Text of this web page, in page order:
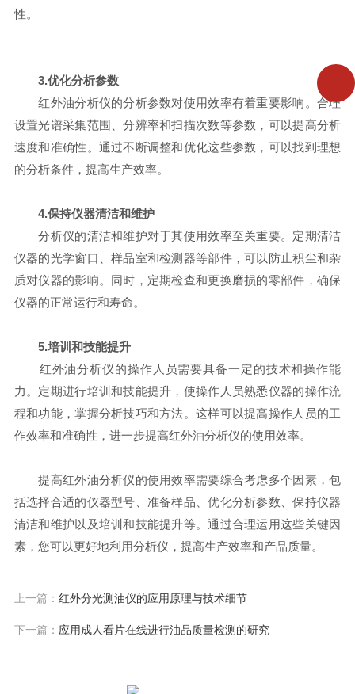
性。
3.优化分析参数
红外油分析仪的分析参数对使用效率有着重要影响。合理
设置光谱采集范围、分辨率和扫描次数等参数，可以提高分析
速度和准确性。通过不断调整和优化这些参数，可以找到理想
的分析条件，提高生产效率。
4.保持仪器清洁和维护
分析仪的清洁和维护对于其使用效率至关重要。定期清洁
仪器的光学窗口、样品室和检测器等部件，可以防止积尘和杂
质对仪器的影响。同时，定期检查和更换磨损的零部件，确保
仪器的正常运行和寿命。
5.培训和技能提升
红外油分析仪的操作人员需要具备一定的技术和操作能
力。定期进行培训和技能提升，使操作人员熟悉仪器的操作流
程和功能，掌握分析技巧和方法。这样可以提高操作人员的工
作效率和准确性，进一步提高红外油分析仪的使用效率。
提高红外油分析仪的使用效率需要综合考虑多个因素，包
括选择合适的仪器型号、准备样品、优化分析参数、保持仪器
清洁和维护以及培训和技能提升等。通过合理运用这些关键因
素，您可以更好地利用分析仪，提高生产效率和产品质量。
上一篇： 红外分光测油仪的应用原理与技术细节
下一篇： 应用成人看片在线进行油品质量检测的研究